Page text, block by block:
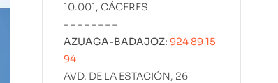
10.001, CÁCERES
– – – – – – – –
AZUAGA-BADAJOZ: 924 89 15
94
AVD. DE LA ESTACIÓN, 26